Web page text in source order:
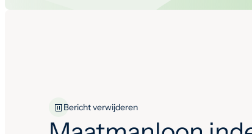
Bericht verwijderen